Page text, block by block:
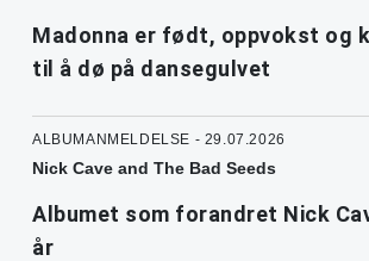
Madonna er født, oppvokst og
til å dø på dansegulvet
ALBUMANMELDELSE - 29.07.2026
Nick Cave and The Bad Seeds
Albumet som forandret Nick
år